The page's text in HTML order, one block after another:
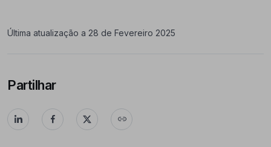
Última atualização a 28 de Fevereiro 2025
Partilhar